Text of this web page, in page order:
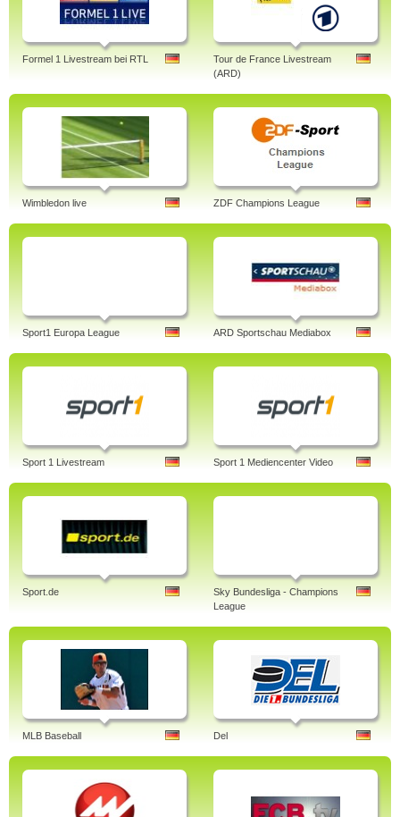
Formel 1 Livestream bei RTL
Tour de France Livestream
(ARD)
Wimbledon live ZDF Champions League
Sport1 Europa League ARD Sportschau Mediabox
Sport 1 Livestream Sport 1 Mediencenter Video
Sport.de
Sky Bundesliga - Champions
League
MLB Baseball Del